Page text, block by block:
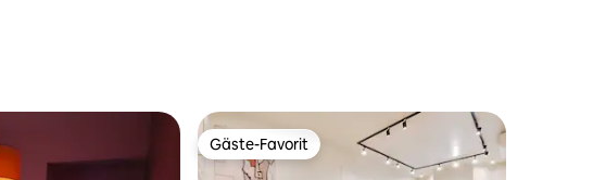
Gäste-Favorit
Gäste-Favorit